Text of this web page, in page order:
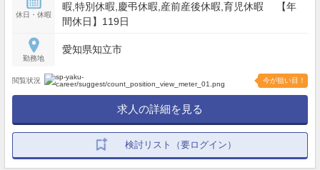
休日・休暇
暇,特別休暇,慶弔休暇,産前産後休暇,育児休暇 【年
間休日】119日
勤務地
愛知県知立市
閲覧状況 今が狙い目！
求人の詳細を見る
検討リスト（要ログイン）